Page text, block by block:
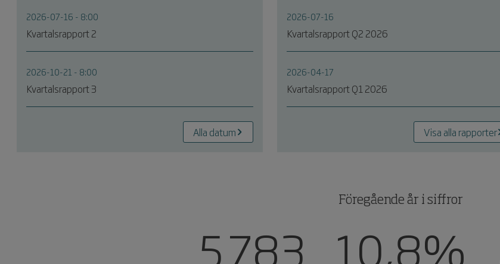
2026-07-16 - 8:00
Kvartalsrapport 2
2026-10-21 - 8:00
Kvartalsrapport 3
Alla datum
2026-07-16
Kvartalsrapport Q2 2026
2026-04-17
Kvartalsrapport Q1 2026
Visa alla rapporter
Föregående år i siffror
5 783 10,8%